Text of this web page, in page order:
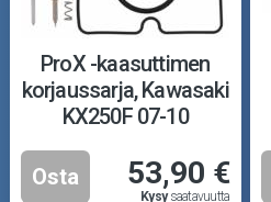
ProX -kaasuttimen
korjaussarja, Kawasaki
KX250F 07-10
Osta 53,90 €
Kysysaatavuutta